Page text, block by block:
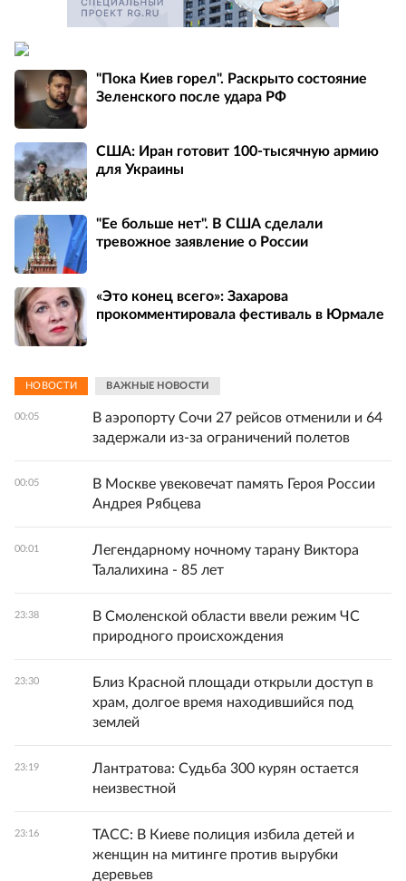
"Пока Киев горел". Раскрыто состояние
Зеленского после удара РФ
США: Иран готовит 100-тысячную армию
для Украины
"Ее больше нет". В США сделали
тревожное заявление о России
«Это конец всего»: Захарова
прокомментировала фестиваль в Юрмале
НОВОСТИ ВАЖНЫЕ НОВОСТИ
00:05
В аэропорту Сочи 27 рейсов отменили и 64
задержали из-за ограничений полетов
00:05
В Москве увековечат память Героя России
Андрея Рябцева
00:01
Легендарному ночному тарану Виктора
Талалихина - 85 лет
23:38
В Смоленской области ввели режим ЧС
природного происхождения
23:30
Близ Красной площади открыли доступ в
храм, долгое время находившийся под
землей
23:19
Лантратова: Судьба 300 курян остается
неизвестной
23:16
ТАСС: В Киеве полиция избила детей и
женщин на митинге против вырубки
деревьев